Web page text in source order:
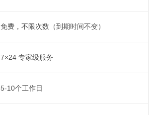
免费，不限次数（到期时间不变）
7×24 专家级服务
5-10个工作日